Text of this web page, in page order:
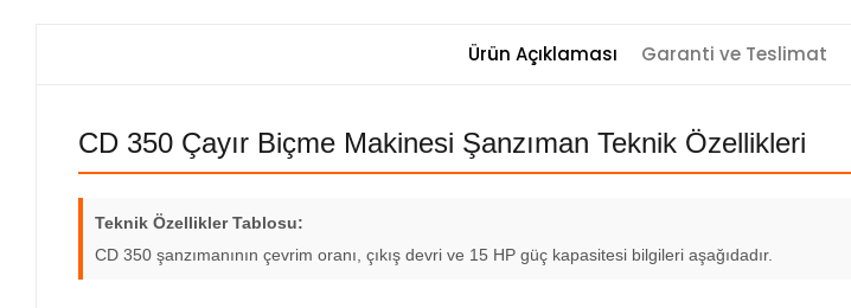
Ürün Açıklaması Garanti ve Teslimat
CD 350 Çayır Biçme Makinesi Şanzıman Teknik Özellikleri
Teknik Özellikler Tablosu:
CD 350 şanzımanının çevrim oranı, çıkış devri ve 15 HP güç kapasitesi bilgileri aşağıdadır.